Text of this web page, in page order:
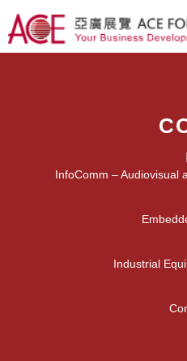
InfoComm – Audiovisual
Industrial